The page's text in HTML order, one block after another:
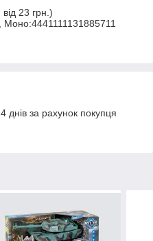
23 грн.)
за рахунок покупця